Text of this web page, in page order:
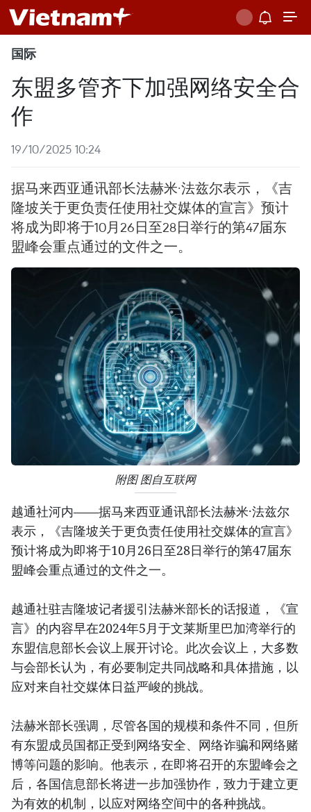
国际
东盟多管齐下加强网络安全合
作
19/10/2025 10:24
据马来西亚通讯部长法赫米·法兹尔表示，《吉
隆坡关于更负责任使用社交媒体的宣言》预计
将成为即将于10月26日至28日举行的第47届东
盟峰会重点通过的文件之一。
附图 图自互联网
越通社河内——据马来西亚通讯部长法赫米·法兹尔
表示，《吉隆坡关于更负责任使用社交媒体的宣言》
预计将成为即将于10月26日至28日举行的第47届东
盟峰会重点通过的文件之一。
越通社驻吉隆坡记者援引法赫米部长的话报道，《宣
言》的内容早在2024年5月于文莱斯里巴加湾举行的
东盟信息部长会议上展开讨论。此次会议上，大多数
与会部长认为，有必要制定共同战略和具体措施，以
应对来自社交媒体日益严峻的挑战。
法赫米部长强调，尽管各国的规模和条件不同，但所
有东盟成员国都正受到网络安全、网络诈骗和网络赌
博等问题的影响。他表示，在即将召开的东盟峰会之
后，各国信息部长将进一步加强协作，致力于建立更
为有效的机制，以应对网络空间中的各种挑战。